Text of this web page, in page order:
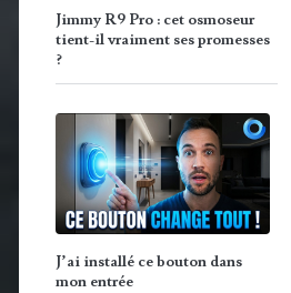
Jimmy R9 Pro : cet osmoseur
tient-il vraiment ses promesses
?
J’ai installé ce bouton dans
mon entrée